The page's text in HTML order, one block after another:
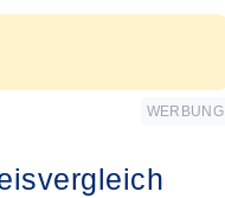
WERBUNG